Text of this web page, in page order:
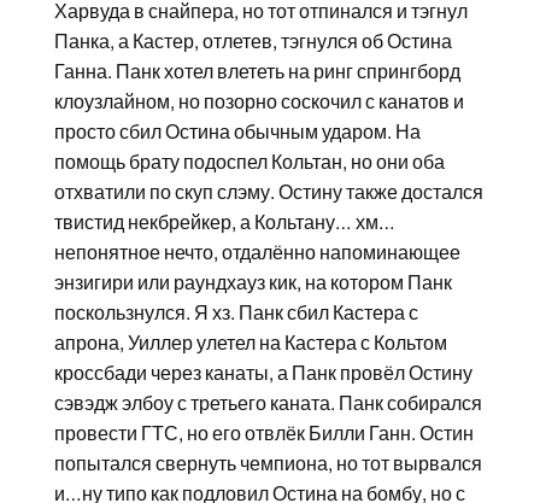
Харвуда в снайпера, но тот отпинался и тэгнул
Панка, а Кастер, отлетев, тэгнулся об Остина
Ганна. Панк хотел влететь на ринг спрингборд
клоузлайном, но позорно соскочил с канатов и
просто сбил Остина обычным ударом. На
помощь брату подоспел Кольтан, но они оба
отхватили по скуп слэму. Остину также достался
твистид некбрейкер, а Кольтану… хм…
непонятное нечто, отдалённо напоминающее
энзигири или раундхауз кик, на котором Панк
поскользнулся. Я хз. Панк сбил Кастера с
апрона, Уиллер улетел на Кастера с Кольтом
кроссбади через канаты, а Панк провёл Остину
сэвэдж элбоу с третьего каната. Панк собирался
провести ГТС, но его отвлёк Билли Ганн. Остин
попытался свернуть чемпиона, но тот вырвался
и…ну типо как подловил Остина на бомбу, но с